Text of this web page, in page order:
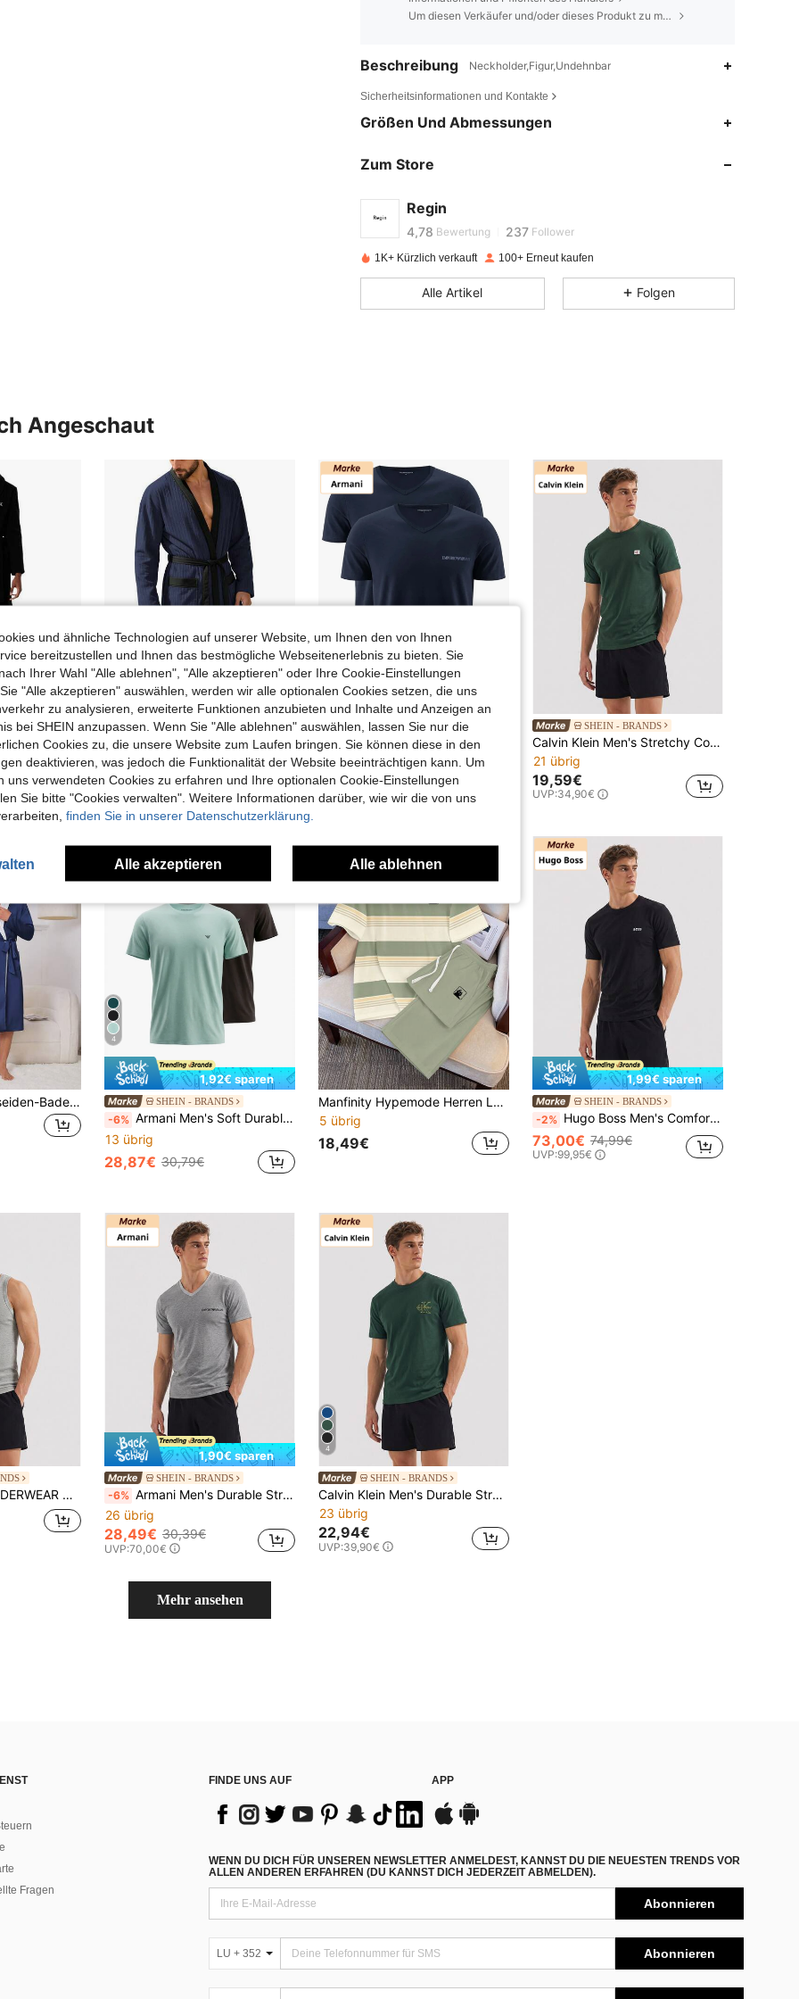
Um diesen Verkäufer und/oder dieses Produkt zu melden
Beschreibung Neckholder,Figur,Undehnbar
Sicherheitsinformationen und Kontakte
Größen Und Abmessungen
Zum Store
Regin
4,78
237
4,78
k***2
4,78 Bewertung 237 Follower
4,78
237
4,78
4,78
237
1K+ Kürzlich verkauft 100+ Erneut kaufen
Alle Artikel Folgen
Angeschaut
Calvin Klein CK LOUNGEWEAR Men's Skin-Friendly Lightweight Soft After Work Home Leisure Black LV00NM2819-UB1
7
Männer lange Zipper weiche farbige Gürtel Männer Bademantel Hauskleidung
29,99€
1,90€ sparen
SHEIN - BRANDS
-7%
Armani Men's Easy To Match Cozy Breathable Daily Casual Relaxation Blue EM000392-AF10779-00035
26 übrig
24,69€ 26,59€
UVP:70,00€
SHEIN - BRANDS
Calvin Klein Men's Stretchy Comfortable Easy To Match Weekend Daily Casual Green LV04RC272G-LLG
21 übrig
19,59€
UVP:34,90€
Herren leichter Eisseiden-Bademantel mit langen Ärmeln und Taschen, minimalistisches Hausmode-Design, Hemdkragen
4
1,92€ sparen
SHEIN - BRANDS
-6% Armani Men's Soft Durable Stretchy After Work Home Leisure EM00391-AF10776-M6131
13 übrig
28,87€ 30,79€
Manfinity Hypemode Herren Lässig Gestreift Lustiger Katzen Muster Pyjama Set
5 übrig
18,49€
1,99€ sparen
SHEIN - BRANDS
-2% Hugo Boss Men's Comfortable Easy To Match Cozy Relaxation After Work Home Black 50478019
73,00€ 74,99€
UVP:99,95€
Calvin Klein CK UNDERWEAR Men's Relaxed Fit Skin-Friendly Lightweight Weekend Daily Casual Grey LV00NB4319-P7A
1,90€ sparen
SHEIN - BRANDS
-6% Armani Men's Durable Stretchy Comfortable Casual Relaxation After Work Black EM000392-AF10779-M8014
26 übrig
28,49€ 30,39€
UVP:70,00€
4
SHEIN - BRANDS
Calvin Klein Men's Durable Stretchy Comfortable After Work Home Leisure Green LV04RC856G-LLG
23 übrig
22,94€
UVP:39,90€
Mehr ansehen
Fragen
FINDE UNS AUF APP
WENN DU DICH FÜR UNSEREN NEWSLETTER ANMELDEST, KANNST DU DIE NEUESTEN TRENDS VOR
ALLEN ANDEREN ERFAHREN (DU KANNST DICH JEDERZEIT ABMELDEN).
Abonnieren
LU + 352 Abonnieren
und ähnliche Technologien auf unserer Website, um Ihnen den von Ihnen
bereitzustellen und Ihnen das bestmögliche Webseitenerlebnis zu bieten. Sie
Ihrer Wahl "Alle ablehnen", "Alle akzeptieren" oder Ihre Cookie-Einstellungen
"Alle akzeptieren" auswählen, werden wir alle optionalen Cookies setzen, die uns
zu analysieren, erweiterte Funktionen anzubieten und Inhalte und Anzeigen an
bei SHEIN anzupassen. Wenn Sie "Alle ablehnen" auswählen, lassen Sie nur die
Cookies zu, die unsere Website zum Laufen bringen. Sie können diese in den
deaktivieren, was jedoch die Funktionalität der Website beeinträchtigen kann. Um
uns verwendeten Cookies zu erfahren und Ihre optionalen Cookie-Einstellungen
Sie bitte "Cookies verwalten". Weitere Informationen darüber, wie wir die von uns
finden Sie in unserer Datenschutzerklärung.
Alle akzeptieren Alle ablehnen